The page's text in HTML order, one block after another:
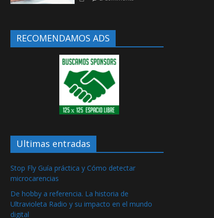
RECOMENDAMOS ADS
Ultimas entradas
Stop Fly Guía práctica y Cómo detectar
microcarencias
De hobby a referencia. La historia de
Ultravioleta Radio y su impacto en el mundo
digital